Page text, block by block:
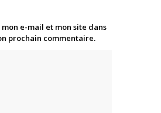
e-mail et mon site dans
prochain commentaire.